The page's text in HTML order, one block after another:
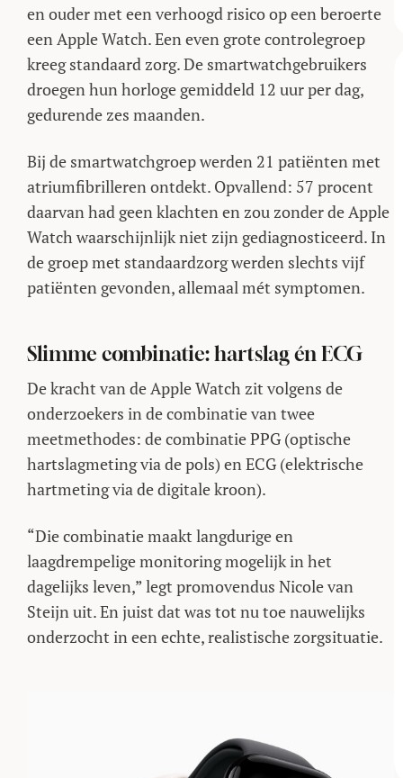
en ouder met een verhoogd risico op een beroerte
een Apple Watch. Een even grote controlegroep
kreeg standaard zorg. De smartwatchgebruikers
droegen hun horloge gemiddeld 12 uur per dag,
gedurende zes maanden.
Bij de smartwatchgroep werden 21 patiënten met
atriumfibrilleren ontdekt. Opvallend: 57 procent
daarvan had geen klachten en zou zonder de Apple
Watch waarschijnlijk niet zijn gediagnosticeerd. In
de groep met standaardzorg werden slechts vijf
patiënten gevonden, allemaal mét symptomen.
Slimme combinatie: hartslag én ECG
De kracht van de Apple Watch zit volgens de
onderzoekers in de combinatie van twee
meetmethodes: de combinatie PPG (optische
hartslagmeting via de pols) en ECG (elektrische
hartmeting via de digitale kroon).
“Die combinatie maakt langdurige en
laagdrempelige monitoring mogelijk in het
dagelijks leven,” legt promovendus Nicole van
Steijn uit. En juist dat was tot nu toe nauwelijks
onderzocht in een echte, realistische zorgsituatie.